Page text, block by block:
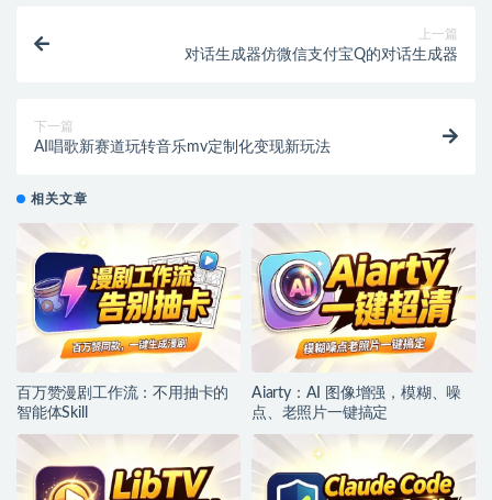
上一篇
对话生成器仿微信支付宝Q的对话生成器
下一篇
AI唱歌新赛道玩转音乐mv定制化变现新玩法
相关文章
百万赞漫剧工作流：不用抽卡的
智能体Skill
Aiarty：AI 图像增强，模糊、噪
点、老照片一键搞定